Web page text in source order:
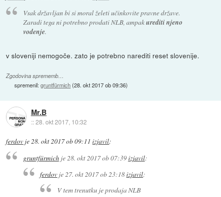
Vsak državljan bi si moral želeti učinkovite pravne države.
Zaradi tega ni potrebno prodati NLB, ampakurediti njeno
vodenje.
v sloveniji nemogoče. zato je potrebno narediti reset slovenije.
Zgodovina sprememb…
spremenil:gruntfürmich(28. okt 2017 ob 09:36)
Mr.B
::28. okt 2017, 10:32
ferdov je28. okt 2017 ob 09:11 izjavil:
gruntfürmichje28. okt 2017 ob 07:39izjavil:
ferdov je 27. okt 2017 ob 23:18izjavil:
V tem trenutku je prodaja NLB